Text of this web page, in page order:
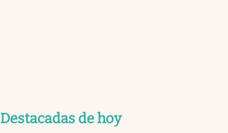
Destacadas de hoy